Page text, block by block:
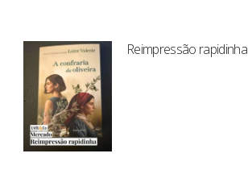
Reimpressão rapidinha